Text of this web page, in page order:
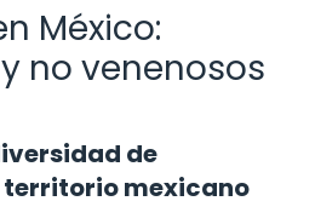
México:
no venenosos
de
territorio mexicano